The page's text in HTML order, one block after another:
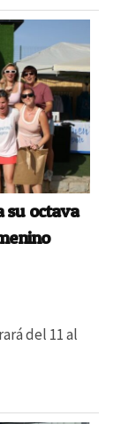
su octava
del 11 al